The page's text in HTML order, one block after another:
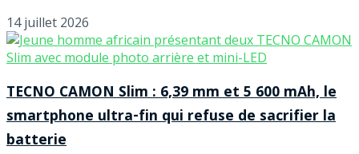
14 juillet 2026
TECNO CAMON Slim : 6,39 mm et 5 600 mAh, le
smartphone ultra-fin qui refuse de sacrifier la
batterie